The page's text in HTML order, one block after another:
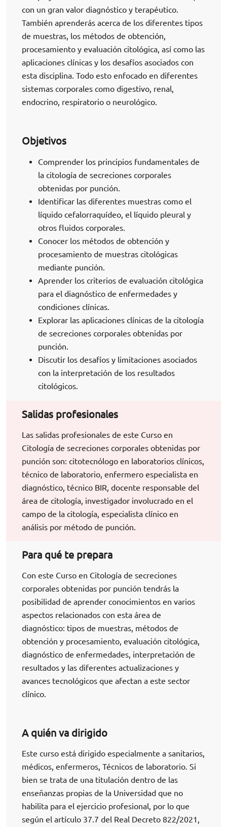
con un gran valor diagnóstico y terapéutico.
También aprenderás acerca de los diferentes tipos
de muestras, los métodos de obtención,
procesamiento y evaluación citológica, así como las
aplicaciones clínicas y los desafíos asociados con
esta disciplina. Todo esto enfocado en diferentes
sistemas corporales como digestivo, renal,
endocrino, respiratorio o neurológico.
Objetivos
Comprender los principios fundamentales de
la citología de secreciones corporales
obtenidas por punción.
Identificar las diferentes muestras como el
líquido cefalorraquídeo, el líquido pleural y
otros fluidos corporales.
Conocer los métodos de obtención y
procesamiento de muestras citológicas
mediante punción.
Aprender los criterios de evaluación citológica
para el diagnóstico de enfermedades y
condiciones clínicas.
Explorar las aplicaciones clínicas de la citología
de secreciones corporales obtenidas por
punción.
Discutir los desafíos y limitaciones asociados
con la interpretación de los resultados
citológicos.
Salidas profesionales
Las salidas profesionales de este Curso en
Citología de secreciones corporales obtenidas por
punción son: citotecnólogo en laboratorios clínicos,
técnico de laboratorio, enfermero especialista en
diagnóstico, técnico BIR, docente responsable del
área de citología, investigador involucrado en el
campo de la citología, especialista clínico en
análisis por método de punción.
Para qué te prepara
Con este Curso en Citología de secreciones
corporales obtenidas por punción tendrás la
posibilidad de aprender conocimientos en varios
aspectos relacionados con esta área de
diagnóstico: tipos de muestras, métodos de
obtención y procesamiento, evaluación citológica,
diagnóstico de enfermedades, interpretación de
resultados y las diferentes actualizaciones y
avances tecnológicos que afectan a este sector
clínico.
A quién va dirigido
Este curso está dirigido especialmente a sanitarios,
médicos, enfermeros, Técnicos de laboratorio. Si
bien se trata de una titulación dentro de las
enseñanzas propias de la Universidad que no
habilita para el ejercicio profesional, por lo que
según el artículo 37.7 del Real Decreto 822/2021,